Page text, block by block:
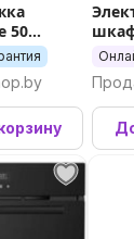
50